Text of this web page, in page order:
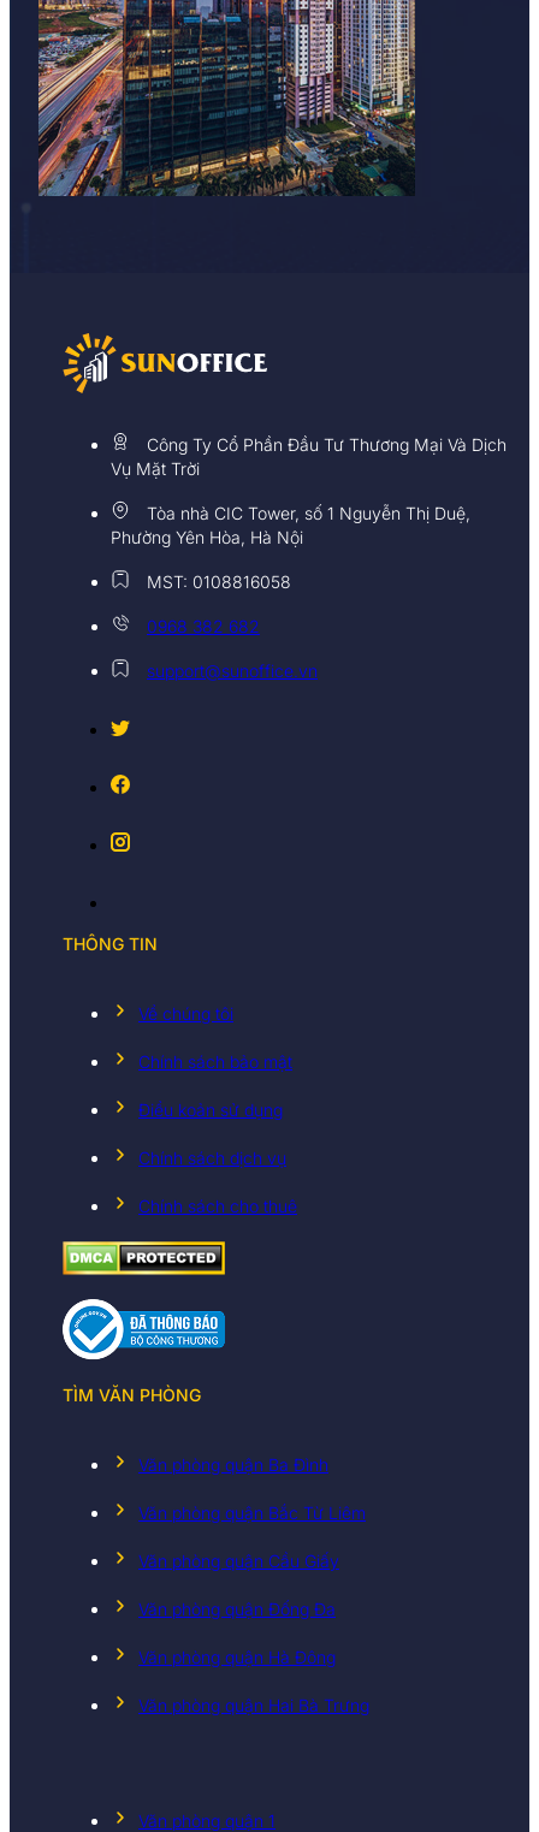
Công Ty Cổ Phần Đầu Tư Thương Mại Và Dịch
Vụ Mặt Trời
Tòa nhà CIC Tower, số 1 Nguyễn Thị Duệ,
Phường Yên Hòa, Hà Nội
MST: 0108816058
0968 382 682
support@sunoffice.vn
THÔNG TIN
Về chúng tôi
Chính sách bảo mật
Điều koản sử dụng
Chính sách dịch vụ
Chính sách cho thuê
TÌM VĂN PHÒNG
Văn phòng quận Ba Đình
Văn phòng quận Bắc Từ Liêm
Văn phòng quận Cầu Giấy
Văn phòng quận Đống Đa
Văn phòng quận Hà Đông
Văn phòng quận Hai Bà Trưng
Văn phòng quận 1